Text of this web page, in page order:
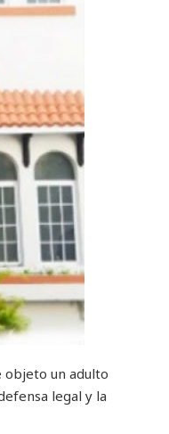
objeto un adulto
legal y la